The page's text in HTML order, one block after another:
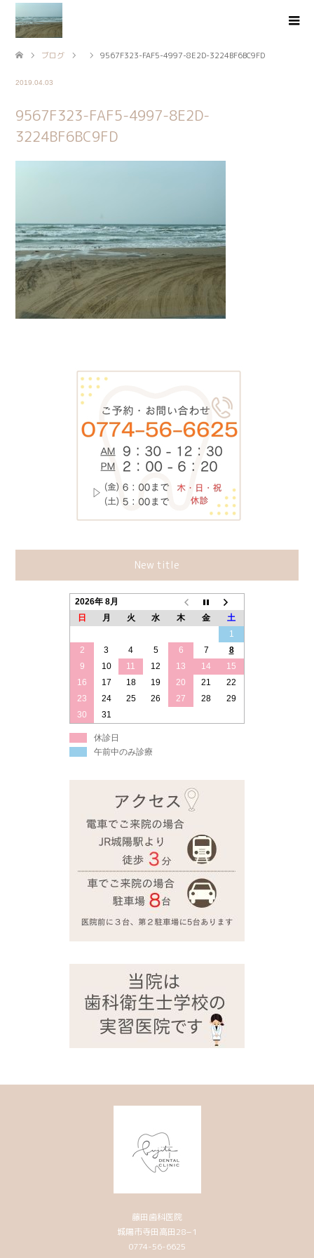
ブログ 9567F323-FAF5-4997-8E2D-3224BF6BC9FD
2019.04.03
9567F323-FAF5-4997-8E2D-
3224BF6BC9FD
New title
2026年 8月
日
月 火 水 木 金
土
1
2
3 4 5 6 7
8
9
10 11 12 13 14
15
16
17 18 19 20 21
22
23
24 25 26 27 28
29
30
31
休診日
午前中のみ診療
藤田歯科医院
城陽市寺田高田28−1
0774-56-6625